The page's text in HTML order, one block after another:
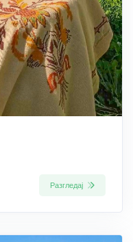
Разгледај